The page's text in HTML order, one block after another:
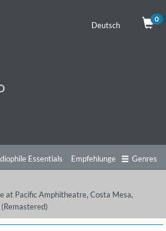
Deutsch
0
Essentials Empfehlungen Genres
at Pacific Amphitheatre, Costa Mesa,